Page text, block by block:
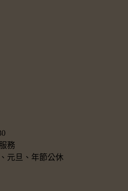
務
元旦、年節公休